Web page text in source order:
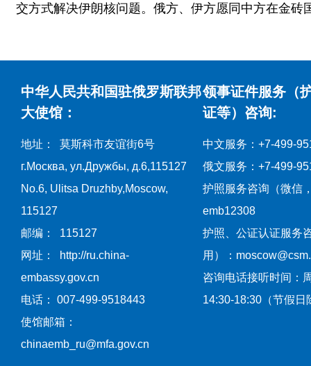
交方式解决伊朗核问题。俄方、伊方愿同中方在金
中华人民共和国驻俄罗斯联邦
大使馆：
地址： 莫斯科市友谊街6号
г.Москва, ул.Дружбы, д.6,115127
No.6, Ulitsa Druzhby,Moscow,
115127
邮编： 115127
网址： http://ru.china-
embassy.gov.cn
电话： 007-499-9518443
使馆邮箱：
chinaemb_ru@mfa.gov.cn
领事证件服务（
证等）咨询:
中文服务：+7-499-
俄文服务：+7-499-
护照服务咨询（微信
emb12308
护照、公证认证服务
用）：
咨询电话接听时间：
14:30-18:30（节假日